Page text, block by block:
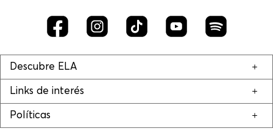
Descubre ELA
Links de interés
Políticas